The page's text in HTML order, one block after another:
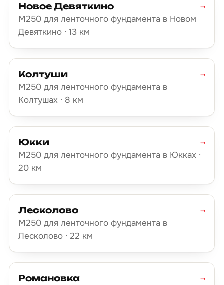
Новое Девяткино
М250 для ленточного фундамента в Новом
Девяткино · 13 км
→
Колтуши
М250 для ленточного фундамента в
Колтушах · 8 км
→
Юкки
М250 для ленточного фундамента в Юкках ·
20 км
→
Лесколово
М250 для ленточного фундамента в
Лесколово · 22 км
→
Романовка
→